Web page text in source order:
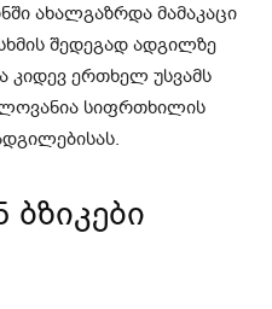
ახალგაზრდა მამაკაცი
შედეგად ადგილზე
კიდევ ერთხელ უსვამს
სიფრთხილის